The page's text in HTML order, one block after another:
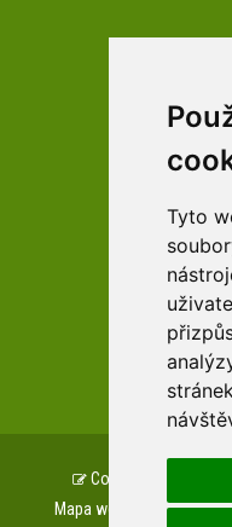
Tyto
Copyright ©
Mapa webu